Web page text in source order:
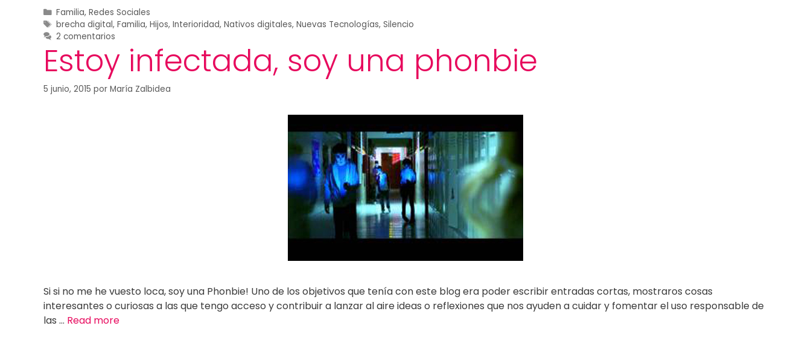
Familia,Redes Sociales
brecha digital,Familia,Hijos,Interioridad,Nativos digitales,Nuevas Tecnologías,Silencio
2 comentarios
Estoy infectada, soy una phonbie
5 junio, 2015 por María Zalbidea
Si si no me he vuesto loca, soy una Phonbie! Uno de los objetivos que tenía con este blog era poder escribir entradas cortas, mostraros cosas
interesantes o curiosas a las que tengo acceso y contribuir a lanzar al aire ideas o reflexiones que nos ayuden a cuidar y fomentar el uso responsable de
las … Read more